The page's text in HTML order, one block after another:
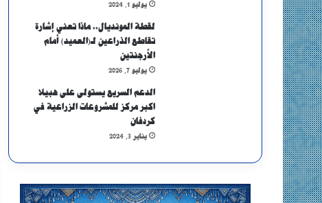
يوليو 1, 2024
لقطة المونديال.. ماذا تعني إشارة
تقاطع الذراعين لـ(العميد) أمام
الأرجنتين
يوليو 7, 2026
الدعم السريع يستولى على هبيلا
اكبر مركز للمشروعات الزراعية في
كردفان
يناير 3, 2024